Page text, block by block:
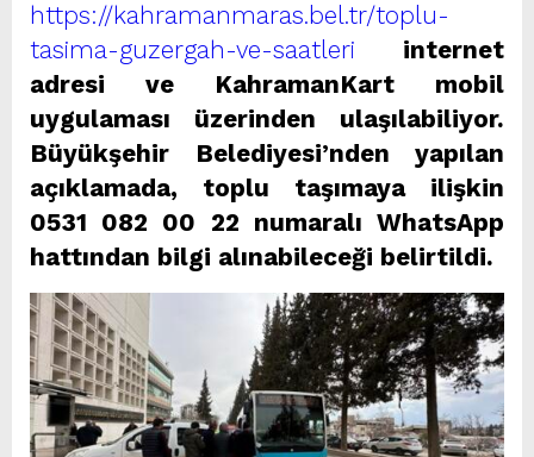
https://kahramanmaras.bel.tr/toplu-
tasima-guzergah-ve-saatleri internet
adresi ve KahramanKart mobil
uygulaması üzerinden ulaşılabiliyor.
Büyükşehir Belediyesi’nden yapılan
açıklamada, toplu taşımaya ilişkin
0531 082 00 22 numaralı WhatsApp
hattından bilgi alınabileceği belirtildi.